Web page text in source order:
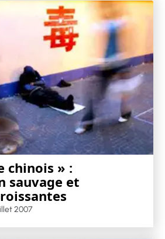
chinois » :
sauvage et
2007